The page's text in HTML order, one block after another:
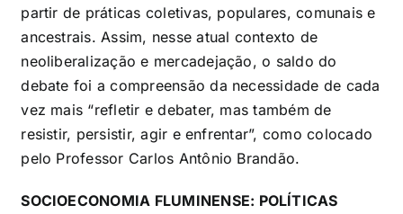
partir de práticas coletivas, populares, comunais e
ancestrais. Assim, nesse atual contexto de
neoliberalização e mercadejação, o saldo do
debate foi a compreensão da necessidade de cada
vez mais “refletir e debater, mas também de
resistir, persistir, agir e enfrentar”, como colocado
pelo Professor Carlos Antônio Brandão.
SOCIOECONOMIA FLUMINENSE: POLÍTICAS